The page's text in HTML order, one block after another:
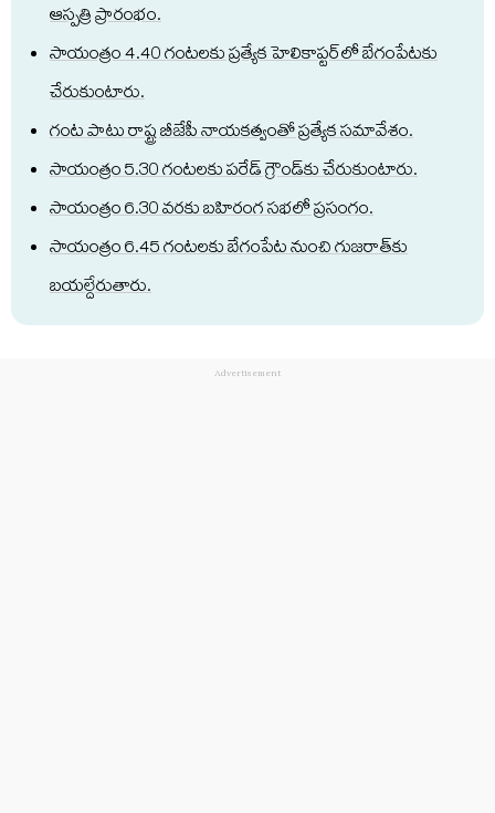
ఆస్ప‌త్రి ప్రారంభం.
సాయంత్రం 4.40 గంట‌ల‌కు ప్ర‌త్యేక హెలికాప్ట‌ర్‌లో బేగంపేట‌కు
చేరుకుంటారు.
గంట పాటు రాష్ట్ర బీజేపీ నాయ‌క‌త్వంతో ప్ర‌త్యేక స‌మావేశం.
సాయంత్రం 5.30 గంట‌ల‌కు ప‌రేడ్ గ్రౌండ్‌కు చేరుకుంటారు.
సాయంత్రం 6.30 వ‌ర‌కు బ‌హిరంగ స‌భ‌లో ప్ర‌సంగం.
సాయంత్రం 6.45 గంట‌ల‌కు బేగంపేట నుంచి గుజ‌రాత్‌కు
బ‌య‌ల్దేరుతారు.